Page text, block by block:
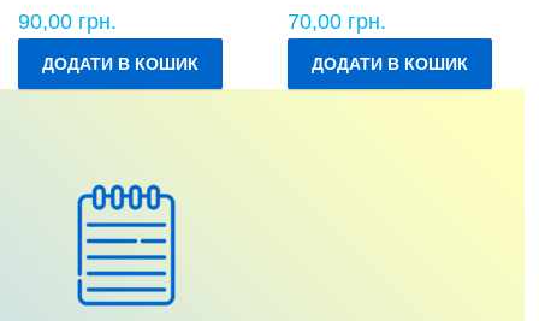
90,00 грн.
ДОДАТИ В КОШИК
70,00 грн.
ДОДАТИ В КОШИК